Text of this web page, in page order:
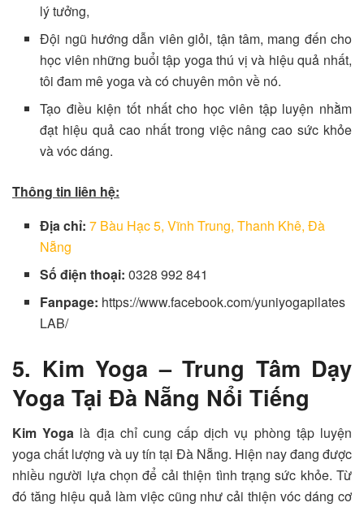
lý tưởng,
Đội ngũ hướng dẫn viên giỏi, tận tâm, mang đến cho
học viên những buổi tập yoga thú vị và hiệu quả nhất,
tôi đam mê yoga và có chuyên môn về nó.
Tạo điều kiện tốt nhất cho học viên tập luyện nhằm
đạt hiệu quả cao nhất trong việc nâng cao sức khỏe
và vóc dáng.
Thông tin liên hệ:
Địa chỉ:7 Bàu Hạc 5, Vĩnh Trung, Thanh Khê, Đà
Nẵng
Số điện thoại:0328 992 841
Fanpage: https://www.facebook.com/yuniyogapilates
LAB/
5. Kim Yoga – Trung Tâm Dạy
Yoga Tại Đà Nẵng Nổi Tiếng
Kim Yoga là địa chỉ cung cấp dịch vụ phòng tập luyện
yoga chất lượng và uy tín tại Đà Nẵng. Hiện nay đang được
nhiều người lựa chọn để cải thiện tình trạng sức khỏe. Từ
đó tăng hiệu quả làm việc cũng như cải thiện vóc dáng cơ